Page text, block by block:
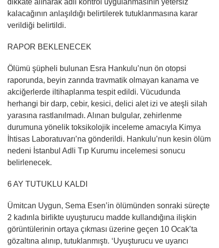
dikkate alınarak adli kontrol uygulanmasının yetersiz
kalacağının anlaşıldığı belirtilerek tutuklanmasına karar
verildiği belirtildi.
RAPOR BEKLENECEK
Ölümü şüpheli bulunan Esra Hankulu’nun ön otopsi
raporunda, beyin zarında travmatik olmayan kanama ve
akciğerlerde iltihaplanma tespit edildi. Vücudunda
herhangi bir darp, cebir, kesici, delici alet izi ve ateşli silah
yarasına rastlanılmadı. Alınan bulgular, zehirlenme
durumuna yönelik toksikolojik inceleme amacıyla Kimya
İhtisas Laboratuvarı’na gönderildi. Hankulu’nun kesin ölüm
nedeni İstanbul Adli Tıp Kurumu incelemesi sonucu
belirlenecek.
6 AY TUTUKLU KALDI
Ümitcan Uygun, Sema Esen’in ölümünden sonraki süreçte
2 kadınla birlikte uyuşturucu madde kullandığına ilişkin
görüntülerinin ortaya çıkması üzerine geçen 10 Ocak’ta
gözaltına alınıp, tutuklanmıştı. ‘Uyuşturucu ve uyarıcı